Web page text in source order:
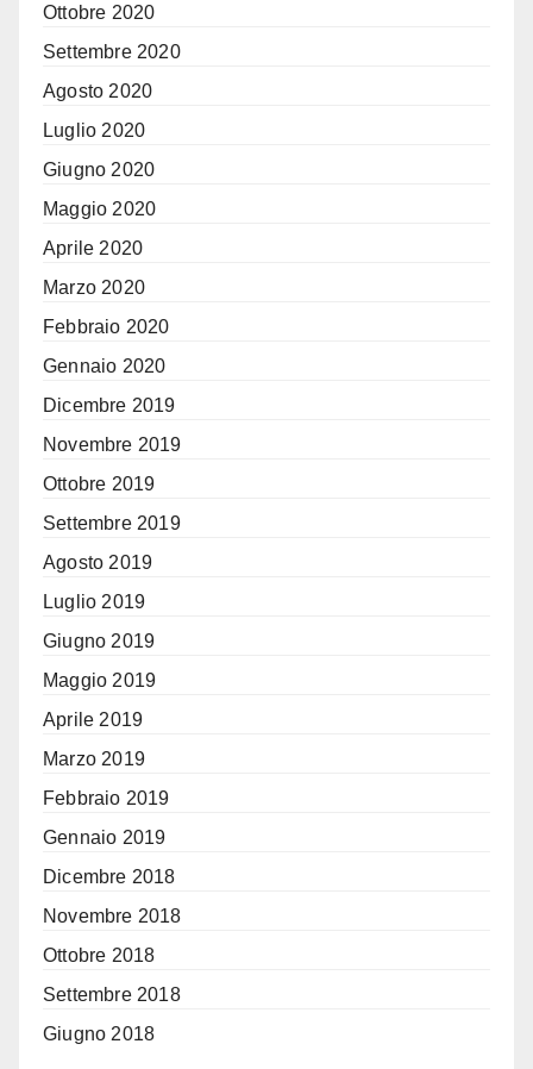
Ottobre 2020
Settembre 2020
Agosto 2020
Luglio 2020
Giugno 2020
Maggio 2020
Aprile 2020
Marzo 2020
Febbraio 2020
Gennaio 2020
Dicembre 2019
Novembre 2019
Ottobre 2019
Settembre 2019
Agosto 2019
Luglio 2019
Giugno 2019
Maggio 2019
Aprile 2019
Marzo 2019
Febbraio 2019
Gennaio 2019
Dicembre 2018
Novembre 2018
Ottobre 2018
Settembre 2018
Giugno 2018